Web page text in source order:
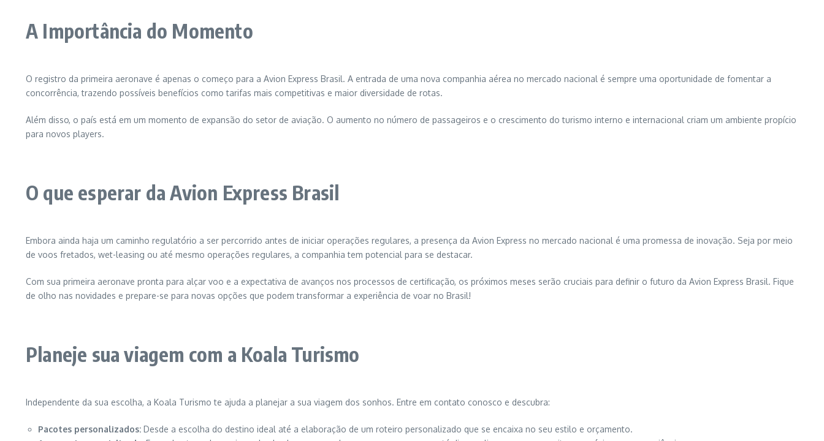
A Importância do Momento
O registro da primeira aeronave é apenas o começo para a Avion Express Brasil. A entrada de uma nova companhia aérea no mercado nacional é sempre uma oportunidade de fomentar a
concorrência, trazendo possíveis benefícios como tarifas mais competitivas e maior diversidade de rotas.
Além disso, o país está em um momento de expansão do setor de aviação. O aumento no número de passageiros e o crescimento do turismo interno e internacional criam um ambiente propício
para novos players.
O que esperar da Avion Express Brasil
Embora ainda haja um caminho regulatório a ser percorrido antes de iniciar operações regulares, a presença da Avion Express no mercado nacional é uma promessa de inovação. Seja por meio
de voos fretados, wet-leasing ou até mesmo operações regulares, a companhia tem potencial para se destacar.
Com sua primeira aeronave pronta para alçar voo e a expectativa de avanços nos processos de certificação, os próximos meses serão cruciais para definir o futuro da Avion Express Brasil. Fique
de olho nas novidades e prepare-se para novas opções que podem transformar a experiência de voar no Brasil!
Planeje sua viagem com a Koala Turismo
Independente da sua escolha, a Koala Turismo te ajuda a planejar a sua viagem dos sonhos. Entre em contato conosco e descubra:
Pacotes personalizados: Desde a escolha do destino ideal até a elaboração de um roteiro personalizado que se encaixa no seu estilo e orçamento.